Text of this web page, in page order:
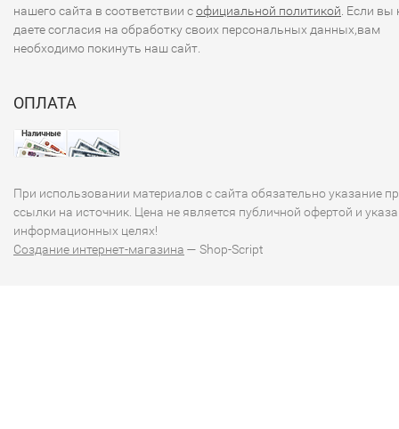
нашего сайта в соответствии софициальной политикой . Если вы
даете согласия на обработку своих персональных данных,вам
необходимо покинуть наш сайт.
ОПЛАТА
При использовании материалов с сайта обязательно указание
ссылки на источник. Цена не является публичной офертой и
информационных целях!
Создание интернет-магазина — Shop-Script